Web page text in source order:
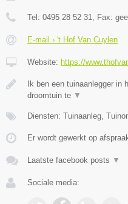
Tel: 0495 28 52 31 , Fax:
E-mail › 't Hof Van Cuylen
Website: https://
Ik ben een tuinaanlegger in
droomtuin te ▼
Diensten: Tuinaanleg,
Er wordt gewerkt op
Laatste facebook posts ▼
Sociale media: